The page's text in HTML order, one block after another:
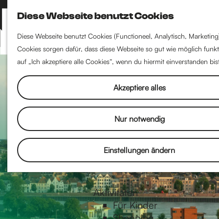
Diese Webseite benutzt Cookies
Diese Webseite benutzt Cookies (Functioneel, Analytisch,
Cookies sorgen dafür, dass diese Webseite so gut wie möglich
auf „Ich akzeptiere alle Cookies“, wenn du hiermit einverstanden
Akzeptiere alles
Nur notwendig
Einstellungen ändern
S
u
c
h
e
M
e
n
Literatur
Filmkunst
Museen & Kunst
Bühnen
Musik
Festivals
Essen & Trinken
Restaurants
Mittagessen
Frühstücken
Kaffee
High tea
Aktivitäten
Für Kinder